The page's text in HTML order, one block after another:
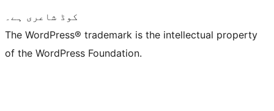
کوڈ شاعری ہے۔
The WordPress® trademark is the intellectual property
of the WordPress Foundation.